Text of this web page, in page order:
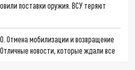
поставки оружия. ВСУ теряют
Отмена мобилизации и возвращение
новости, которые ждали все